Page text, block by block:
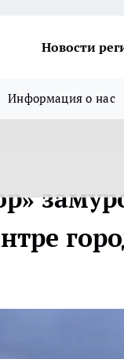
Новости
Информация о нас